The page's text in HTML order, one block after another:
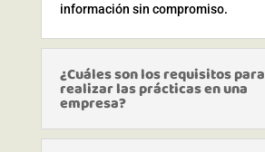
información sin compromiso.
¿Cuáles son los requisitos para
realizar las prácticas en una
empresa?